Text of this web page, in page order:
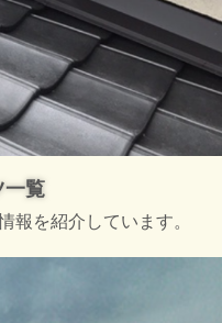
一覧
報を紹介しています。